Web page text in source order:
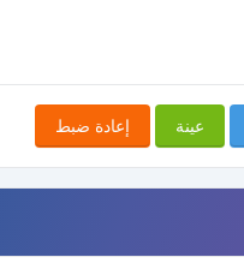
عينة إعادة ضبط